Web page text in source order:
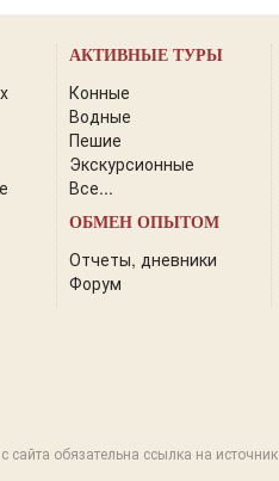
АКТИВНЫЕ ТУРЫ
Конные
Водные
Пешие
Экскурсионные
Все...
ОБМЕН ОПЫТОМ
Отчеты, дневники
Форум
сайта обязательна ссылка на источник